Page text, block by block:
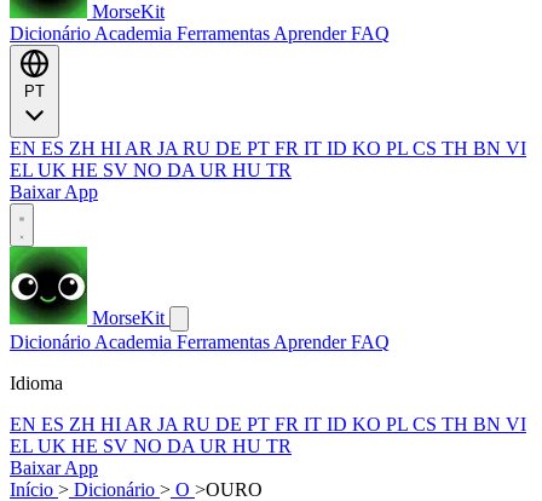
MorseKit
Dicionário Academia Ferramentas AprenderFAQ
EN ES ZH HI AR JA RU DE PT FR IT ID KO PL CS TH BN VI
EL UK HE SV NO DA UR HU TR
Baixar App
MorseKit
Dicionário Academia Ferramentas AprenderFAQ
Idioma
EN ES ZH HI AR JA RU DE PT FR IT ID KO PL CS TH BN VI
EL UK HE SV NO DA UR HU TR
Baixar App
Início > Dicionário > O >OURO